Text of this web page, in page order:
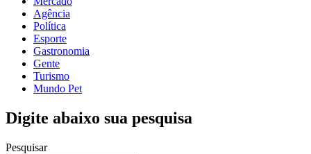
Agência
Política
Esporte
Gastronomia
Gente
Turismo
Mundo Pet
Digite abaixo sua pesquisa
Pesquisar